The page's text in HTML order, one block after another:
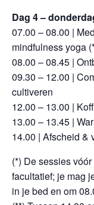
Dag 4 –
07.00 – 08.00 |
mindfulness yoga
08.00 – 08.45 |
09.30 – 12.00 |
cultiveren
12.00 – 13.00 |
13.00 – 13.45 |
14.00 | Afscheid &
(*) De sessies
facultatief; je mag
in je bed en om